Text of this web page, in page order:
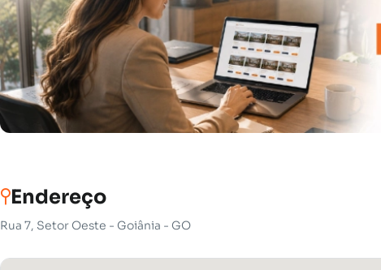
Endereço
Rua 7, Setor Oeste - Goiânia - GO